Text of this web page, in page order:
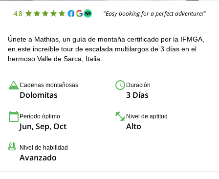
4.8 "Easy booking for a perfect adventure!"
Únete a Mathias, un guía de montaña certificado por la IFMGA,
en este increíble tour de escalada multilargos de 3 días en el
hermoso Valle de Sarca, Italia.
Cadenas montañosas
Dolomitas
Duración
3 Días
Período óptimo
Jun, Sep, Oct
Nivel de aptitud
Alto
Nivel de habilidad
Avanzado